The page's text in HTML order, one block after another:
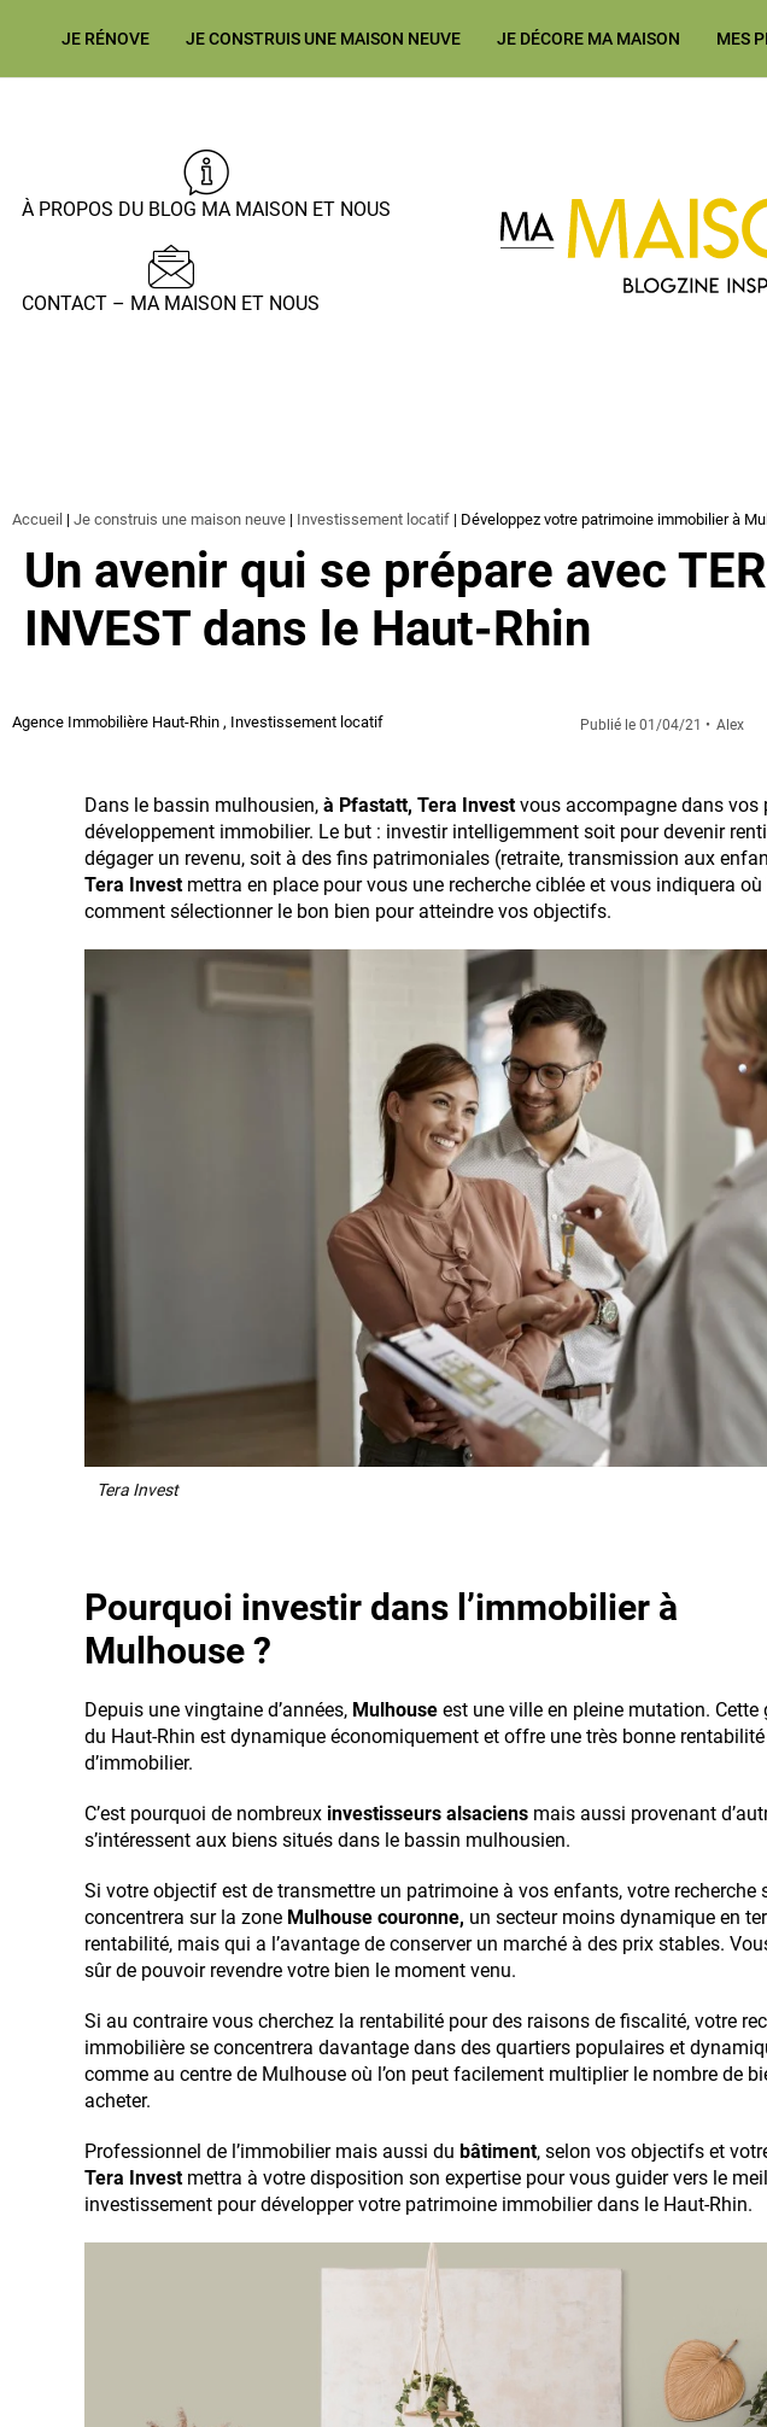
JE RÉNOVE JE CONSTRUIS UNE MAISON NEUVE JE DÉCORE MA MAISON MES
À PROPOS DU BLOG MA MAISON ET NOUS
CONTACT – MA MAISON ET NOUS
Accueil | Je construis une maison neuve | Investissement locatif | Développez votre patrimoine immobilier à
Un avenir qui se prépare avec
INVEST dans le Haut-Rhin
Agence Immobilière Haut-Rhin , Investissement locatif Publié le 01/04/21 Alex
Dans le bassin mulhousien, à Pfastatt, Tera Investvous accompagne dans vos
développement immobilier. Le but : investir intelligemment soit pour devenir
dégager un revenu, soit à des fins patrimoniales (retraite, transmission aux
Tera Investmettra en place pour vous une recherche ciblée et vous indiquera
comment sélectionner le bon bien pour atteindre vos objectifs.
Tera Invest
Pourquoi investir dans l’immobilier à
Mulhouse ?
Depuis une vingtaine d’années, Mulhouse est une ville en pleine mutation. Cette
du Haut-Rhin est dynamique économiquement et offre une très bonne
d’immobilier.
C’est pourquoi de nombreux investisseurs alsaciens mais aussi provenant
s’intéressent aux biens situés dans le bassin mulhousien.
Si votre objectif est de transmettre un patrimoine à vos enfants, votre recherche
concentrera sur la zone Mulhouse couronne, un secteur moins dynamique en
rentabilité, mais qui a l’avantage de conserver un marché à des prix stables.
sûr de pouvoir revendre votre bien le moment venu.
Si au contraire vous cherchez la rentabilité pour des raisons de fiscalité, votre
immobilière se concentrera davantage dans des quartiers populaires et
comme au centre de Mulhouse où l’on peut facilement multiplier le nombre de
acheter.
Professionnel de l’immobilier mais aussi du bâtiment, selon vos objectifs et
Tera Investmettra à votre disposition son expertise pour vous guider vers le
investissement pour développer votre patrimoine immobilier dans le Haut-Rhin.